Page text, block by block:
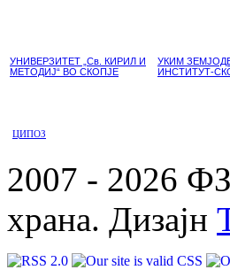
УНИВЕРЗИТЕТ „Св. КИРИЛ И
МЕТОДИЈ“ ВО СКОПЈЕ
УКИМ
ИНСТИТУТ-
ЦИПОЗ
2007 - 2026
храна. Дизајн